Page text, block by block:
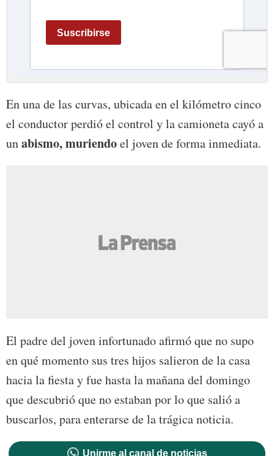
En una de las curvas, ubicada en el kilómetro cinco
el conductor perdió el control y la camioneta cayó a
unabismo, muriendoel joven de forma inmediata.
El padre del joven infortunado afirmó que no supo
en qué momento sus tres hijos salieron de la casa
hacia la fiesta y fue hasta la mañana del domingo
que descubrió que no estaban por lo que salió a
buscarlos, para enterarse de la trágica noticia.
Unirme al canal de noticias